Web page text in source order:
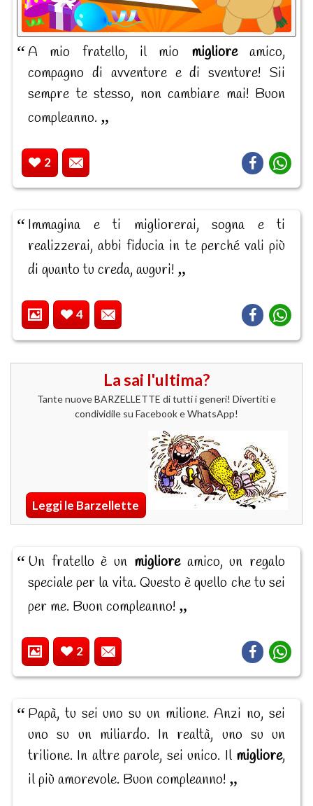
A mio fratello, il mio miglioreamico,
compagno di avventure e di sventure! Sii
sempre te stesso, non cambiare mai! Buon
compleanno.
2
Immagina e ti migliorerai, sogna e ti
realizzerai, abbi fiducia in te perché vali più
di quanto tu creda, auguri!
4
La sai l'ultima?
Tante nuove BARZELLETTE di tutti i generi! Divertiti e
condividile su Facebook e WhatsApp!
Leggi le Barzellette
Un fratello è un miglioreamico, un regalo
speciale per la vita. Questo è quello che tu sei
per me. Buon compleanno!
2
Papà, tu sei uno su un milione. Anzi no, sei
uno su un miliardo. In realtà, uno su un
trilione. In altre parole, sei unico. Il migliore,
il più amorevole. Buon compleanno!